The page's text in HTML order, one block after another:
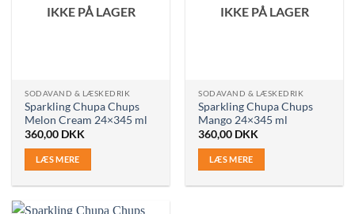
IKKE PÅ LAGER
SODAVAND & LÆSKEDRIK
Sparkling Chupa Chups
Melon Cream 24×345 ml
360,00 DKK
LÆS MERE
IKKE PÅ LAGER
SODAVAND & LÆSKEDRIK
Sparkling Chupa Chups
Mango 24×345 ml
360,00 DKK
LÆS MERE